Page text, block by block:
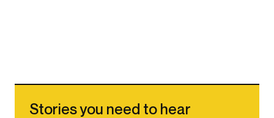
Stories you need to hear